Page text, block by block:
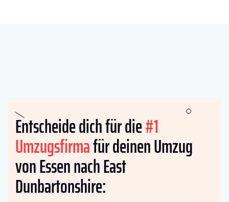
Entscheide dich für die#1
Umzugsfirmafür deinen Umzug
von Essen nach East
Dunbartonshire: